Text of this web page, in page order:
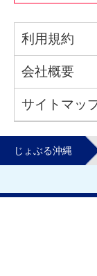
利用規約
会社概要
サイトマッ
じょぶる沖縄